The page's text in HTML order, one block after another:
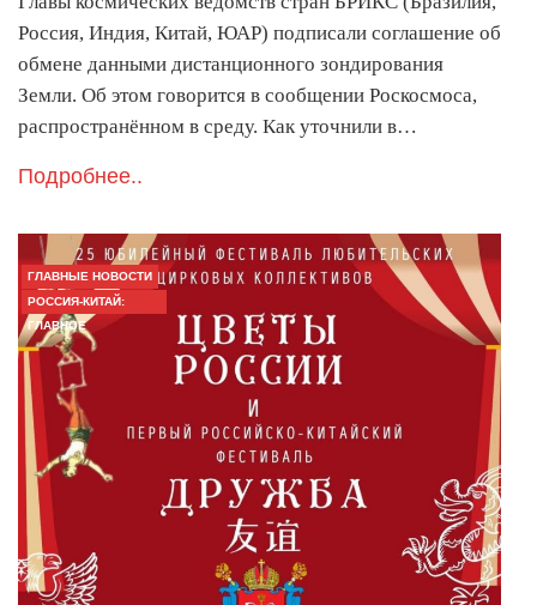
Россия, Индия, Китай, ЮАР) подписали соглашение об
обмене данными дистанционного зондирования
Земли. Об этом говорится в сообщении Роскосмоса,
распространённом в среду. Как уточнили в…
Подробнее..
ГЛАВНЫЕ НОВОСТИ
РОССИЯ-КИТАЙ:
ГЛАВНОЕ